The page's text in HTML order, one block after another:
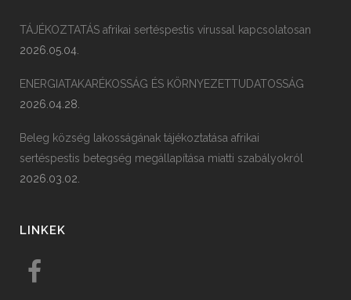
TÁJÉKOZTATÁS afrikai sertéspestis vírussal kapcsolatosan
2026.05.04.
ENERGIATAKARÉKOSSÁG ÉS KÖRNYEZETTUDATOSSÁG
2026.04.28.
Beleg község lakosságának tájékoztatása afrikai
sertéspestis betegség megállapítása miatti szabályokról
2026.03.02.
LINKEK